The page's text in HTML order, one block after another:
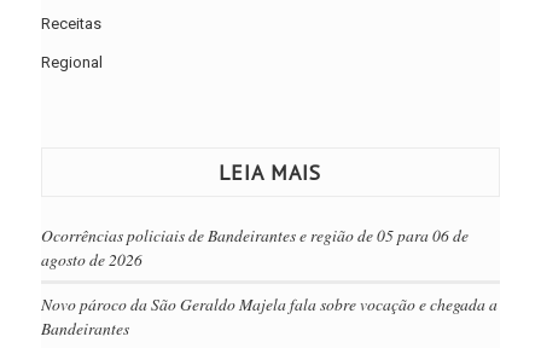
Receitas
Regional
LEIA MAIS
Ocorrências policiais de Bandeirantes e região de 05 para 06 de
agosto de 2026
Novo pároco da São Geraldo Majela fala sobre vocação e chegada a
Bandeirantes